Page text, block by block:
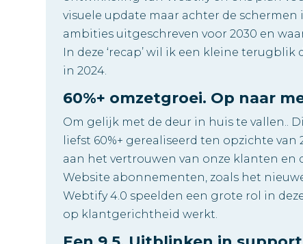
visuele update maar achter de schermen
ambities uitgeschreven voor 2030 en
In deze ‘recap’ wil ik een kleine
in 2024.
60%+ omzetgroei. Op naar
Om gelijk met de deur in huis te vallen..
liefst 60%+ gerealiseerd ten opzichte
aan het vertrouwen van onze klanten en
Website abonnementen, zoals het
Webtify 4.0 speelden een grote rol in
op klantgerichtheid werkt.